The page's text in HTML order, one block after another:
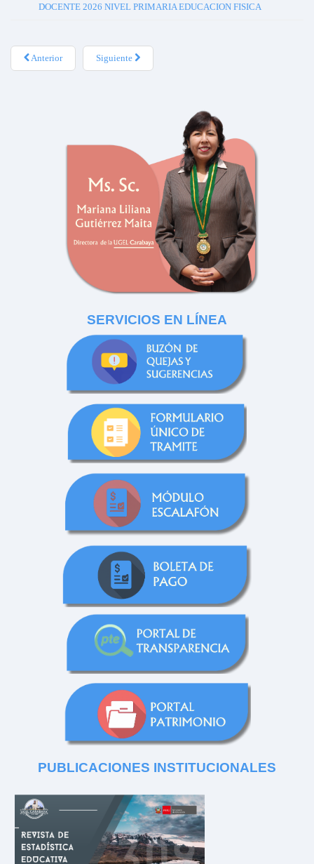
DOCENTE 2026 NIVEL PRIMARIA EDUCACION FISICA
Anterior Siguiente
SERVICIOS EN LÍNEA
PUBLICACIONES INSTITUCIONALES